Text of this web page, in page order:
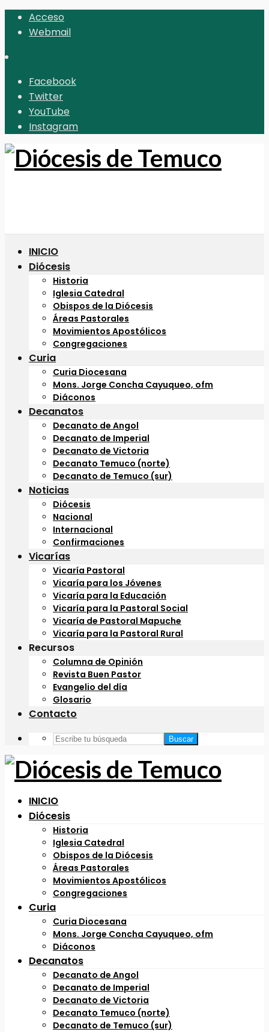
Acceso
Webmail
Facebook
Twitter
YouTube
Instagram
INICIO
Diócesis
Historia
Iglesia Catedral
Obispos de la Diócesis
Áreas Pastorales
Movimientos Apostólicos
Congregaciones
Curia
Curia Diocesana
Mons. Jorge Concha Cayuqueo, ofm
Diáconos
Decanatos
Decanato de Angol
Decanato de Imperial
Decanato de Victoria
Decanato Temuco (norte)
Decanato de Temuco (sur)
Noticias
Diócesis
Nacional
Internacional
Confirmaciones
Vicarías
Vicaría Pastoral
Vicaría para los Jóvenes
Vicaría para la Educación
Vicaría para la Pastoral Social
Vicaría de Pastoral Mapuche
Vicaría para la Pastoral Rural
Recursos
Columna de Opinión
Revista Buen Pastor
Evangelio del día
Glosario
Contacto
Buscar
INICIO
Diócesis
Historia
Iglesia Catedral
Obispos de la Diócesis
Áreas Pastorales
Movimientos Apostólicos
Congregaciones
Curia
Curia Diocesana
Mons. Jorge Concha Cayuqueo, ofm
Diáconos
Decanatos
Decanato de Angol
Decanato de Imperial
Decanato de Victoria
Decanato Temuco (norte)
Decanato de Temuco (sur)